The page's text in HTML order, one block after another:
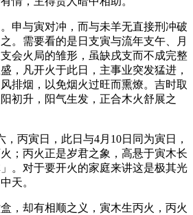
申与寅对冲，而与未羊无直接刑冲破
。需要看的是日支寅与流年支午、月
会火局的雏形，虽缺戌支而不成完整
，凡开火于此日，主事业突发猛进，
排烟，以免烟火过旺而熏燎。吉时取
初升，阳气生发，正合木火舒展之
，丙寅日，此日与4月10日同为寅日，
；丙火正是岁君之象，高悬于寅木长
。对于要开火的家庭来讲这是极其光
天。
，却有相顺之义，寅木生丙火，丙火